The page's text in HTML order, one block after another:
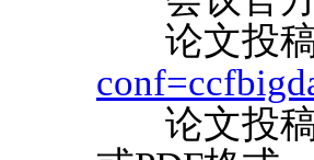
论文投稿
论文投稿